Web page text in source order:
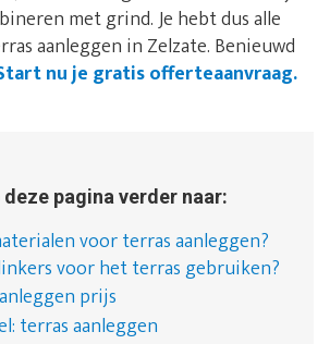
met grind. Je hebt dus alle
aanleggen in Zelzate. Benieuwd
nu je gratis offerteaanvraag.
pagina verder naar:
voor terras aanleggen?
voor het terras gebruiken?
prijs
terras aanleggen